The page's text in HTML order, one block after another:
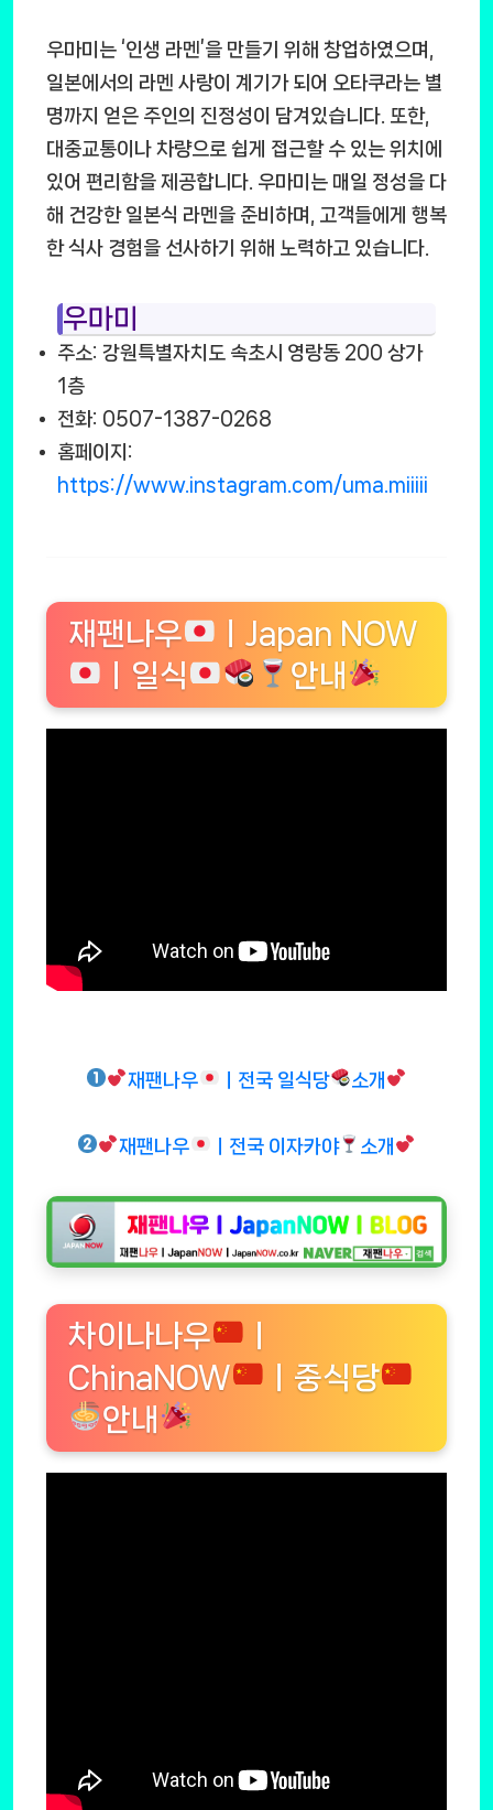
우마미는 ‘인생 라멘’을 만들기 위해 창업하였으며,
일본에서의 라멘 사랑이 계기가 되어 오타쿠라는 별
명까지 얻은 주인의 진정성이 담겨있습니다. 또한,
대중교통이나 차량으로 쉽게 접근할 수 있는 위치에
있어 편리함을 제공합니다. 우마미는 매일 정성을 다
해 건강한 일본식 라멘을 준비하며, 고객들에게 행복
한 식사 경험을 선사하기 위해 노력하고 있습니다.
우마미
주소: 강원특별자치도 속초시 영랑동 200 상가
1층
전화: 0507-1387-0268
홈페이지:
https://www.instagram.com/uma.miiiii
재팬나우
ㅣJapan NOW
ㅣ일식
안내
재팬나우 ㅣ전국 일식당 소개
재팬나우 ㅣ전국 이자카야 소개
차이나나우
ChinaNOW
ㅣ중식당
안내